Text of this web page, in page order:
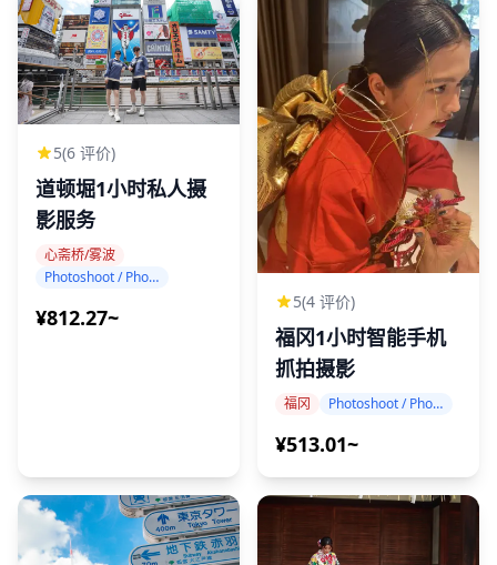
5(6 评价)
道顿堀1小时私人摄
影服务
心斋桥/雾波
Photoshoot / Photo tour
¥812.27~
5(4 评价)
福冈1小时智能手机
抓拍摄影
福冈 Photoshoot / Photo tour
¥513.01~